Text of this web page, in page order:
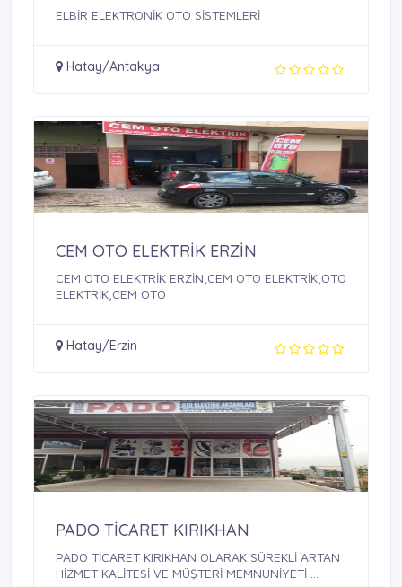
ELBİR ELEKTRONİK OTO SİSTEMLERİ
Hatay/Antakya
CEM OTO ELEKTRİK ERZİN
CEM OTO ELEKTRİK ERZİN,CEM OTO ELEKTRİK,OTO
ELEKTRİK,CEM OTO
Hatay/Erzin
PADO TİCARET KIRIKHAN
PADO TİCARET KIRIKHAN OLARAK SÜREKLİ ARTAN
HİZMET KALİTESİ VE MÜŞTERİ MEMNUNİYETİ ...